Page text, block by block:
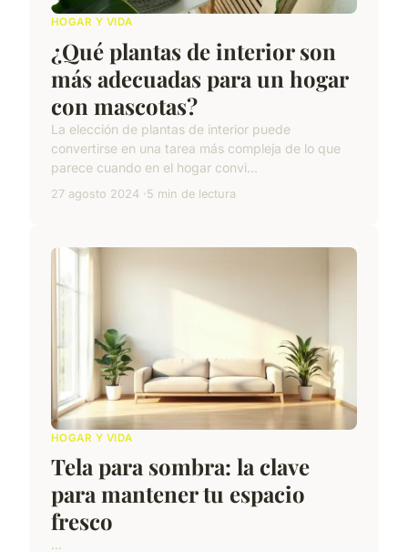
HOGAR Y VIDA
¿Qué plantas de interior son
más adecuadas para un hogar
con mascotas?
La elección de plantas de interior puede
convertirse en una tarea más compleja de lo que
parece cuando en el hogar convi...
27 agosto 2024 5 min de lectura
HOGAR Y VIDA
Tela para sombra: la clave
para mantener tu espacio
fresco
...